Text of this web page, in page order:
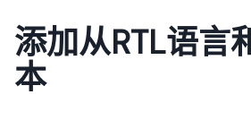
添加从RTL语言
本